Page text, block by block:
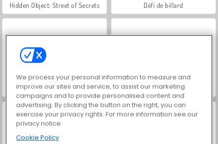
Hidden Object: Street of Secrets Défi de billard
Pool 8 Ball Mania Pool Club
We process your personal information to measure and
improve our sites and service, to assist our marketing
campaigns and to provide personalised content and
advertising. By clicking the button on the right, you can
exercise your privacy rights. For more information see our
privacy notice
Cookie Policy